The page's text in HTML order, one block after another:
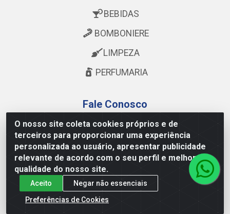
O nosso site coleta cookies próprios e de
terceiros para proporcionar uma experiência
personalizada ao usuário, apresentar publicidade
relevante de acordo com o seu perfil e melhorar a
qualidade do nosso site.
Aceito
Negar não essenciais
Preferências de Cookies
BEBIDAS
BOMBONIERE
LIMPEZA
PERFUMARIA
Fale Conosco
televendas@astoriagestao.com.br
facebook.com/chocosuldistribuidora
@mastter.distribuidora
@chocosul.distribuidora
(73) 99986-6043